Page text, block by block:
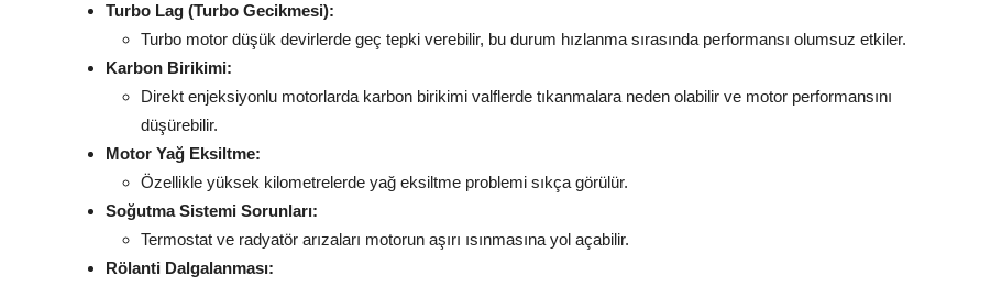
Turbo Lag (Turbo Gecikmesi):
Turbo motor düşük devirlerde geç tepki verebilir, bu durum hızlanma sırasında performansı olumsuz etkiler.
Karbon Birikimi:
Direkt enjeksiyonlu motorlarda karbon birikimi valflerde tıkanmalara neden olabilir ve motor performansını
düşürebilir.
Motor Yağ Eksiltme:
Özellikle yüksek kilometrelerde yağ eksiltme problemi sıkça görülür.
Soğutma Sistemi Sorunları:
Termostat ve radyatör arızaları motorun aşırı ısınmasına yol açabilir.
Rölanti Dalgalanması: